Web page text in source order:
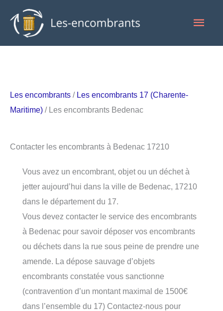
contenu
Les encombrants / Les encombrants 17 (Charente-
Maritime) / Les encombrants Bedenac
Contacter les encombrants à Bedenac 17210
Vous avez un encombrant, objet ou un déchet à
jetter aujourd’hui dans la ville de Bedenac, 17210
dans le département du 17.
Vous devez contacter le service des encombrants
à Bedenac pour savoir déposer vos encombrants
ou déchets dans la rue sous peine de prendre une
amende. La dépose sauvage d’objets
encombrants constatée vous sanctionne
(contravention d’un montant maximal de 1500€
dans l’ensemble du 17) Contactez-nous pour